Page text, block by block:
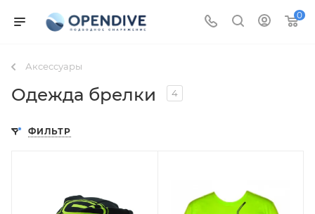
0
Аксессуары
Одежда брелки 4
ФИЛЬТР